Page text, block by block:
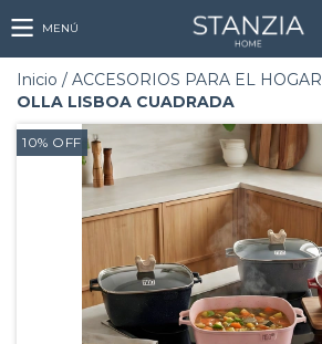
MENÚ
Inicio / ACCESORIOS PARA EL HOGAR
OLLA LISBOA CUADRADA
10% OFF